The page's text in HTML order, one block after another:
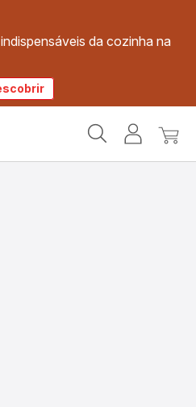
da cozinha na
Tefal
O